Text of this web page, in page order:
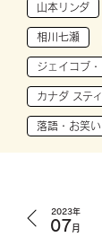
山本リンダ
相川七瀬
ジェイコブ
カナダ ステ
落語・お笑い
2023年
07月